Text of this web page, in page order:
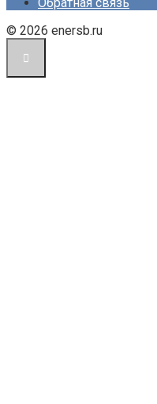
Обратная связь
© 2026 enersb.ru